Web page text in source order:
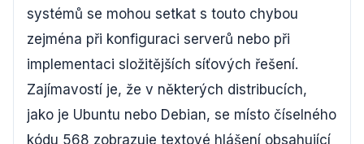
systémů se mohou setkat s touto chybou
zejména při konfiguraci serverů nebo při
implementaci složitějších síťových řešení.
Zajímavostí je, že v některých distribucích,
jako je Ubuntu nebo Debian, se místo číselného
kódu 568 zobrazuje textové hlášení obsahující